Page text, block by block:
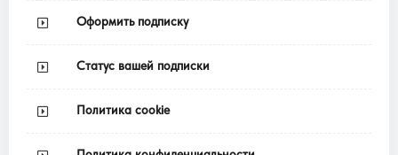
Оформить подписку
Статус вашей подписки
Политика cookie